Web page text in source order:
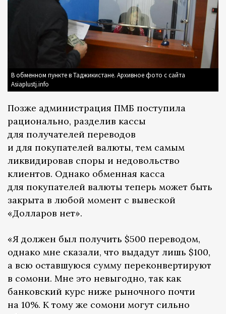
В обменном пункте в Таджикистане. Архивное фото с сайта
Asiaplustj.info
Позже администрация ПМБ поступила
рационально, разделив кассы
для получателей переводов
и для покупателей валюты, тем самым
ликвидировав споры и недовольство
клиентов. Однако обменная касса
для покупателей валюты теперь может быть
закрыта в любой момент с вывеской
«Долларов нет».
«Я должен был получить $500 переводом,
однако мне сказали, что выдадут лишь $100,
а всю оставшуюся сумму переконвертируют
в сомони. Мне это невыгодно, так как
банковский курс ниже рыночного почти
на 10%. К тому же сомони могут сильно